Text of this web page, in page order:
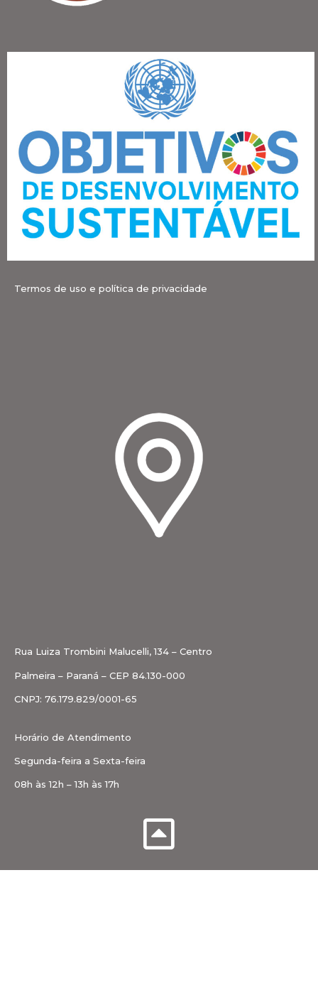
Termos de uso e política de privacidade
Rua Luiza Trombini Malucelli, 134 – Centro
Palmeira – Paraná – CEP 84.130-000
CNPJ: 76.179.829/0001-65
Horário de Atendimento
Segunda-feira a Sexta-feira
08h às 12h – 13h às 17h